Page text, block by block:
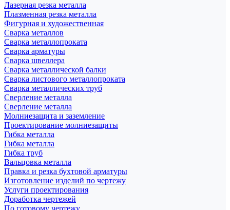
Лазерная резка металла
Плазменная резка металла
Фигурная и художественная
Сварка металлов
Сварка металлопроката
Сварка арматуры
Сварка швеллера
Сварка металлической балки
Сварка листового металлопроката
Сварка металлических труб
Сверление металла
Сверление металла
Молниезащита и заземление
Проектирование молниезащиты
Гибка металла
Гибка металла
Гибка труб
Вальцовка металла
Правка и резка бухтовой арматуры
Изготовление изделий по чертежу
Услуги проектирования
Доработка чертежей
По готовому чертежу